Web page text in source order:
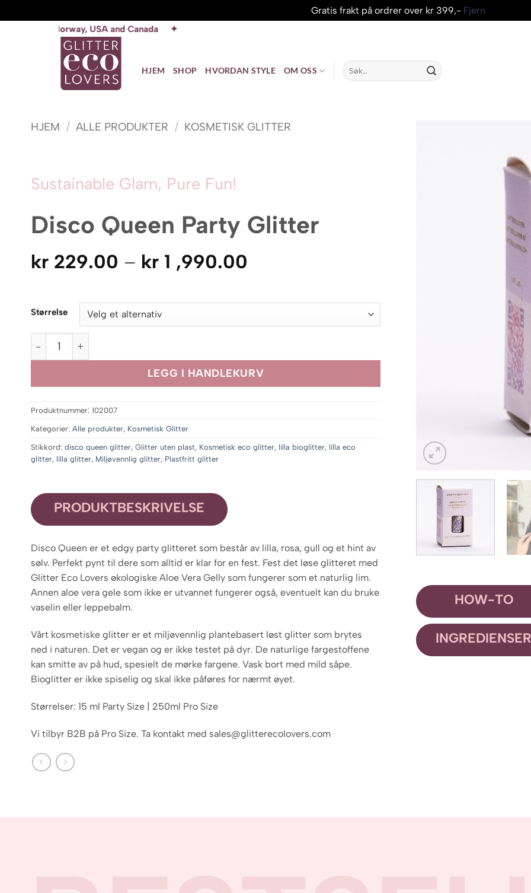
Gratis frakt på ordrer over kr 399,- Fjern
USA and Canada ✦
HJEM SHOP HVORDAN STYLE OM OSS
Søk
etter:
HJEM / ALLE PRODUKTER / KOSMETISK GLITTER
Sustainable Glam, Pure Fun!
Disco Queen Party Glitter
kr 229.00 – kr 1 ,990.00
til
Størrelse
Disco Queen Party Glitter antall
LEGG I HANDLEKURV
Produktnummer: 102007
Kategorier: Alle produkter, Kosmetisk Glitter
Stikkord: disco queen glitter, Glitter uten plast, Kosmetisk eco glitter, lilla bioglitter, lilla eco
glitter, lilla glitter, Miljøvennlig glitter, Plastfritt glitter
PRODUKTBESKRIVELSE
Disco Queen er et edgy party glitteret som består av lilla, rosa, gull og et hint av
sølv. Perfekt pynt til dere som alltid er klar for en fest. Fest det løse glitteret med
Glitter Eco Lovers økologiske Aloe Vera Gelly som fungerer som et naturlig lim.
Annen aloe vera gele som ikke er utvannet fungerer også, eventuelt kan du bruke
vaselin eller leppebalm.
Vårt kosmetiske glitter er et miljøvennlig plantebasert løst glitter som brytes
ned i naturen. Det er vegan og er ikke testet på dyr. De naturlige fargestoffene
kan smitte av på hud, spesielt de mørke fargene. Vask bort med mild såpe.
Bioglitter er ikke spiselig og skal ikke påføres for nærmt øyet.
Størrelser: 15 ml Party Size | 250ml Pro Size
Vi tilbyr B2B på Pro Size. Ta kontakt med sales@glitterecolovers.com
HOW-TO